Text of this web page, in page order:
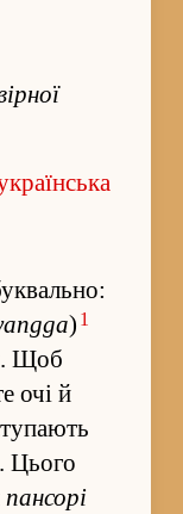
) 1
Щоб
очі й
Цього
пансорі